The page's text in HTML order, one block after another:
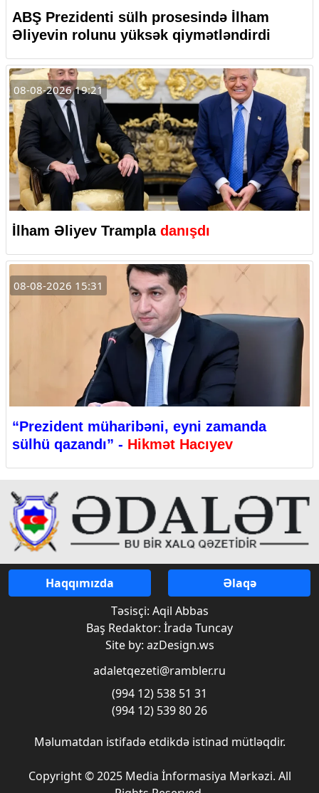
ABŞ Prezidenti sülh prosesində İlham
Əliyevin rolunu yüksək qiymətləndirdi
08-08-2026 19:21
İlham Əliyev Trampla danışdı
08-08-2026 15:31
“Prezident müharibəni, eyni zamanda
sülhü qazandı” - Hikmət Hacıyev
Haqqımızda
Əlaqə
Təsisçi: Aqil Abbas
Baş Redaktor: İradə Tuncay
Site by: azDesign.ws
adaletqezeti@rambler.ru
(994 12) 538 51 31
(994 12) 539 80 26
Məlumatdan istifadə etdikdə istinad mütləqdir.
Copyright © 2025 Media İnformasiya Mərkəzi. All